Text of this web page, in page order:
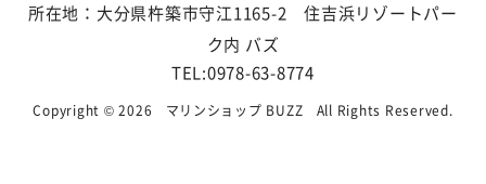
所在地：大分県杵築市守江1165-2 住吉浜リゾートパー
ク内 バズ
TEL:0978-63-8774
Copyright © 2026 マリンショップ BUZZ All Rights Reserved.